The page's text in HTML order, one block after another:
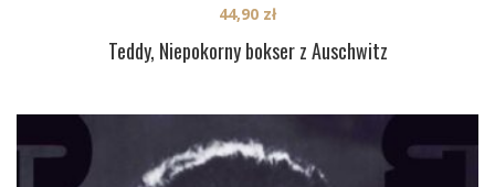
Teddy, Niepokorny bokser z Auschwitz
44,90 zł